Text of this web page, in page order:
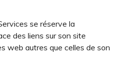
se réserve la
des liens sur son site
web autres que celles de son